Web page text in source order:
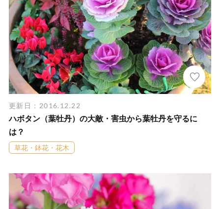
更新日：2016.12.22
ハボタン（葉牡丹）の大敵・害虫から葉牡丹を守るに
は？
草花・鉢花・花木